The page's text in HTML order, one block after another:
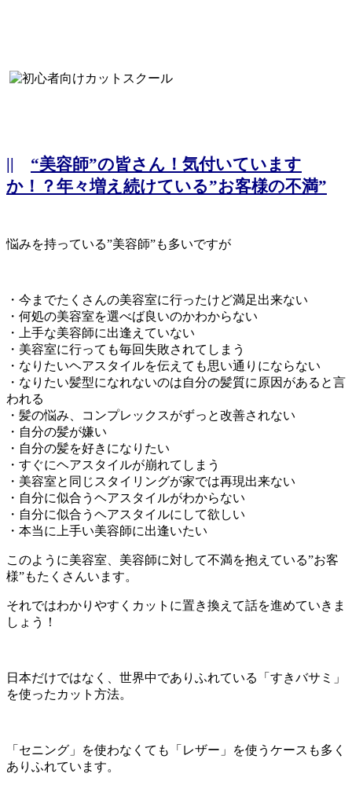
|| “美容師”の皆さん！気付いています
か！？年々増え続けている”お客様の不満”
悩みを持っている”美容師”も多いですが
・今までたくさんの美容室に行ったけど満足出来ない
・何処の美容室を選べば良いのかわからない
・上手な美容師に出逢えていない
・美容室に行っても毎回失敗されてしまう
・なりたいヘアスタイルを伝えても思い通りにならない
・なりたい髪型になれないのは自分の髪質に原因があると言
われる
・髪の悩み、コンプレックスがずっと改善されない
・自分の髪が嫌い
・自分の髪を好きになりたい
・すぐにヘアスタイルが崩れてしまう
・美容室と同じスタイリングが家では再現出来ない
・自分に似合うヘアスタイルがわからない
・自分に似合うヘアスタイルにして欲しい
・本当に上手い美容師に出逢いたい
このように美容室、美容師に対して不満を抱えている”お客
様”もたくさんいます。
それではわかりやすくカットに置き換えて話を進めていきま
しょう！
日本だけではなく、世界中でありふれている「すきバサミ」
を使ったカット方法。
「セニング」を使わなくても「レザー」を使うケースも多く
ありふれています。